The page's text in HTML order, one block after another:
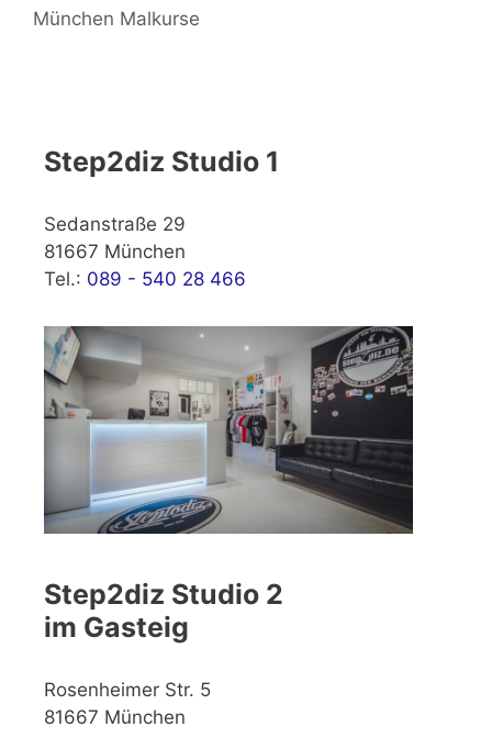
München Malkurse
Step2diz Studio 1
Sedanstraße 29
81667 München
Tel.: 089 - 540 28 466
Step2diz Studio 2
im Gasteig
Rosenheimer Str. 5
81667 München